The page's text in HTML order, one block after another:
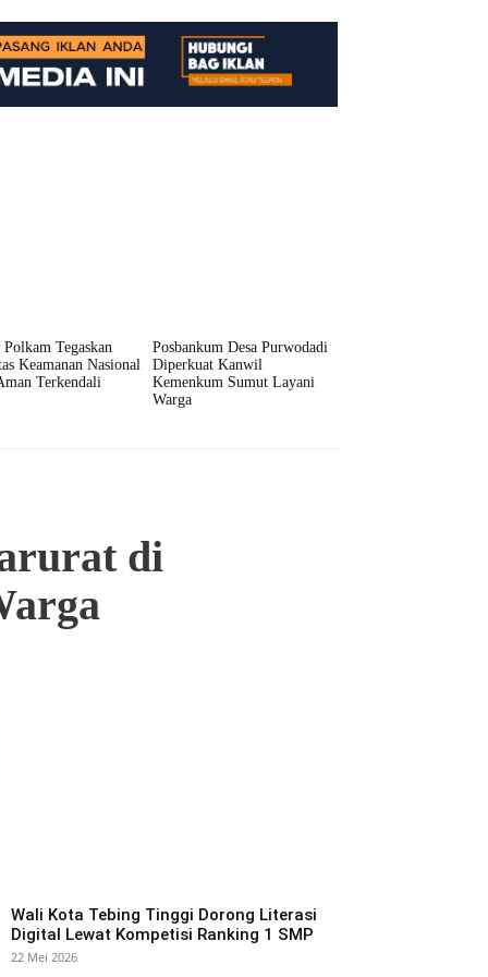
Tegaskan
Keamanan Nasional
Terkendali
Posbankum Desa Purwodadi
Diperkuat Kanwil
Kemenkum Sumut Layani
Warga
di
Wali Kota Tebing Tinggi Dorong Literasi
Digital Lewat Kompetisi Ranking 1 SMP
22 Mei 2026